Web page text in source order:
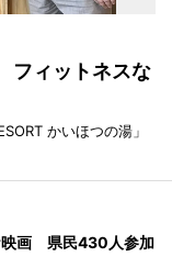
フィットネスな
かいほつの湯」
映画 県民430人参加